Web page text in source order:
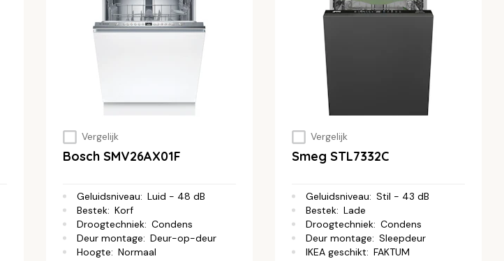
Vergelijk
Bosch SMV26AX01F
Geluidsniveau: Luid - 48 dB
Bestek: Korf
Droogtechniek: Condens
Deur montage: Deur-op-deur
Hoogte: Normaal
Vergelijk
Smeg STL7332C
Geluidsniveau: Stil - 43 dB
Bestek: Lade
Droogtechniek: Condens
Deur montage: Sleepdeur
IKEA geschikt: FAKTUM